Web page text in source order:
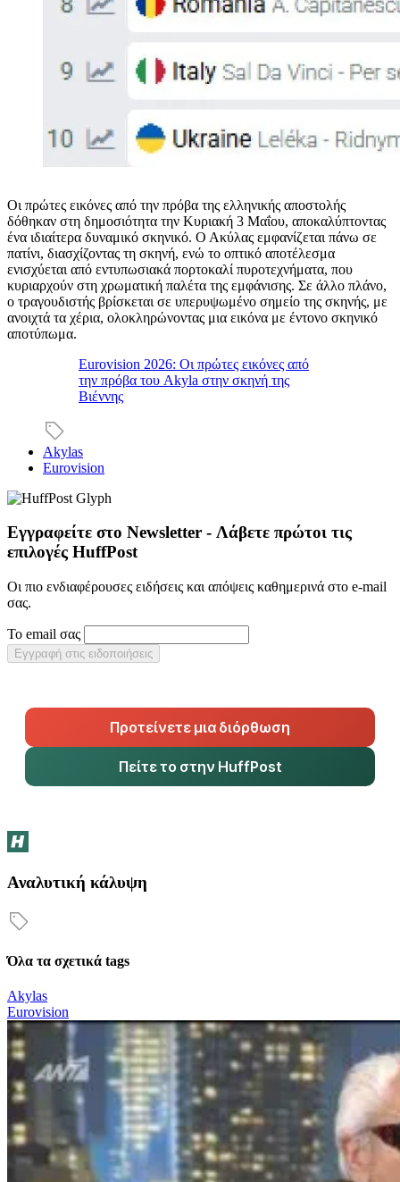
Οι πρώτες εικόνες από την πρόβα της ελληνικής αποστολής
δόθηκαν στη δημοσιότητα την Κυριακή 3 Μαΐου, αποκαλύπτοντας
ένα ιδιαίτερα δυναμικό σκηνικό. Ο Ακύλας εμφανίζεται πάνω σε
πατίνι, διασχίζοντας τη σκηνή, ενώ το οπτικό αποτέλεσμα
ενισχύεται από εντυπωσιακά πορτοκαλί πυροτεχνήματα, που
κυριαρχούν στη χρωματική παλέτα της εμφάνισης. Σε άλλο πλάνο,
ο τραγουδιστής βρίσκεται σε υπερυψωμένο σημείο της σκηνής, με
ανοιχτά τα χέρια, ολοκληρώνοντας μια εικόνα με έντονο σκηνικό
αποτύπωμα.
Eurovision 2026: Οι πρώτες εικόνες από
την πρόβα του Akyla στην σκηνή της
Βιέννης
Akylas
Eurovision
Εγγραφείτε στο Newsletter - Λάβετε πρώτοι τις
επιλογές HuffPost
Οι πιο ενδιαφέρουσες ειδήσεις και απόψεις καθημερινά στο e-mail
σας.
Το email σας
Εγγραφή στις ειδοποιήσεις
Προτείνετε μια διόρθωση
Πείτε το στην HuffPost
Αναλυτική κάλυψη
Όλα τα σχετικά tags
Akylas
Eurovision